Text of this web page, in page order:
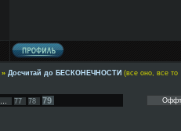
» Досчитай до БЕСКОНЕЧНОСТИ (все оно, все то
… 77 78 79